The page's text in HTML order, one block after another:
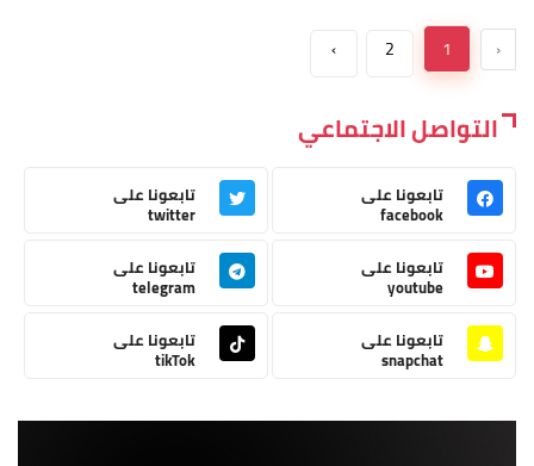
‹
1
2
›
التواصل الاجتماعي
تابعونا على
facebook
تابعونا على
twitter
تابعونا على
youtube
تابعونا على
telegram
تابعونا على
snapchat
تابعونا على
tikTok